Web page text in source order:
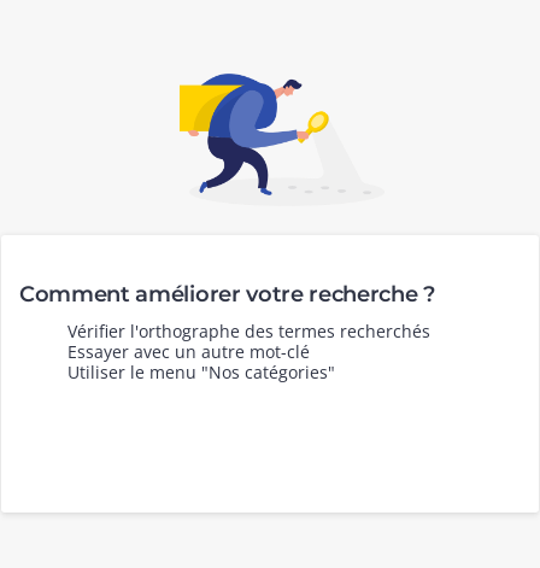
Comment améliorer votre recherche ?
Vérifier l'orthographe des termes recherchés
Essayer avec un autre mot-clé
Utiliser le menu "Nos catégories"